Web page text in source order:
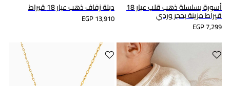
أسورة بسلسلة ذهب قلب عيار 18
قيراط مزينة بحجر وردي
EGP 7,299
دبلة زفاف ذهب عيار 18 قيراط
EGP 13,910